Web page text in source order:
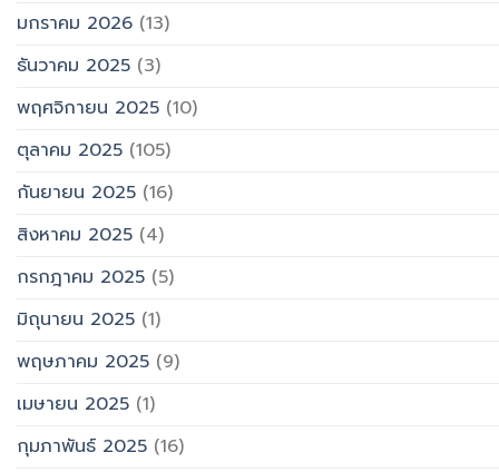
มกราคม 2026 (13)
ธันวาคม 2025 (3)
พฤศจิกายน 2025 (10)
ตุลาคม 2025 (105)
กันยายน 2025 (16)
สิงหาคม 2025 (4)
กรกฎาคม 2025 (5)
มิถุนายน 2025 (1)
พฤษภาคม 2025 (9)
เมษายน 2025 (1)
กุมภาพันธ์ 2025 (16)